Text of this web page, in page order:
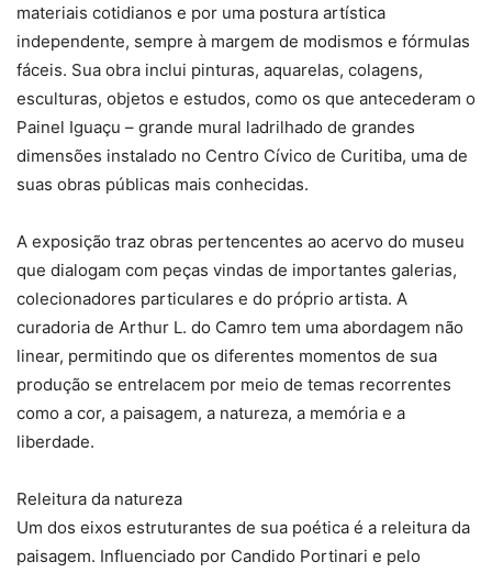
materiais cotidianos e por uma postura artística
independente, sempre à margem de modismos e fórmulas
fáceis. Sua obra inclui pinturas, aquarelas, colagens,
esculturas, objetos e estudos, como os que antecederam o
Painel Iguaçu – grande mural ladrilhado de grandes
dimensões instalado no Centro Cívico de Curitiba, uma de
suas obras públicas mais conhecidas.
A exposição traz obras pertencentes ao acervo do museu
que dialogam com peças vindas de importantes galerias,
colecionadores particulares e do próprio artista. A
curadoria de Arthur L. do Camro tem uma abordagem não
linear, permitindo que os diferentes momentos de sua
produção se entrelacem por meio de temas recorrentes
como a cor, a paisagem, a natureza, a memória e a
liberdade.
Releitura da natureza
Um dos eixos estruturantes de sua poética é a releitura da
paisagem. Influenciado por Candido Portinari e pelo